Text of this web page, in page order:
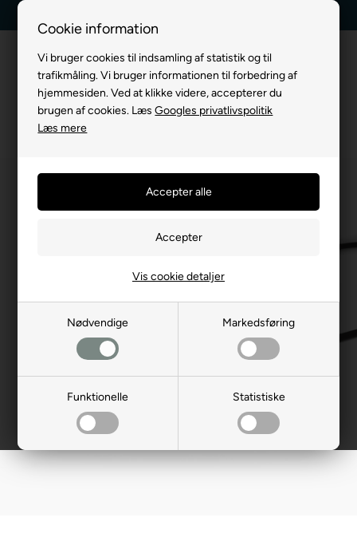
Cookie information
Vi bruger cookies til indsamling af statistik og til
trafikmåling. Vi bruger informationen til forbedring af
hjemmesiden. Ved at klikke videre, accepterer du
brugen af cookies. LæsGoogles privatlivspolitik
Læs mere
Nødvendige Markedsføring
Funktionelle Statistiske
Vis cookie detaljer